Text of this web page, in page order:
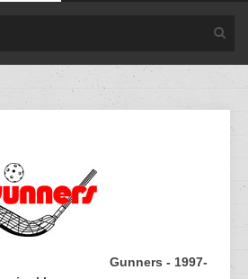
Gunners - 1997-